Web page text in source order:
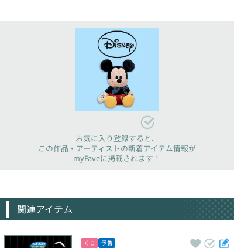
お気に入り登録すると、
この作品・アーティストの新着アイテム情報が
myFaveに掲載されます！
関連アイテム
くじ 予告